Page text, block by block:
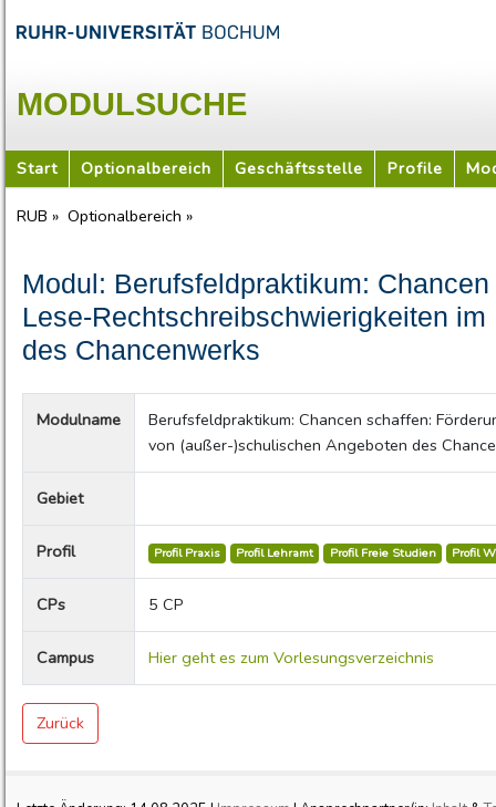
MODULSUCHE
Start Optionalbereich Geschäftsstelle Profile
RUB » Optionalbereich »
Modul: Berufsfeldpraktikum:
Lese-Rechtschreibschwierigkeiten
des Chancenwerks
Modulname
Berufsfeldpraktikum: Chancen schaffen:
von (außer-)schulischen Angeboten des
Gebiet
Profil Profil Praxis Profil Lehramt Profil Freie Studien Profil
CPs 5 CP
Campus Hier geht es zum Vorlesungsverzeichnis
Zurück